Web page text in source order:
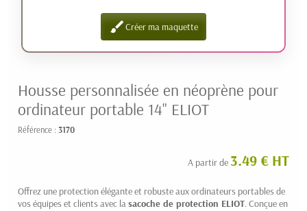
brushCréer ma maquette
Housse personnalisée en néoprène pour
ordinateur portable 14" ELIOT
Référence : 3170
A partir de 3.49 € HT
Offrez une protection élégante et robuste aux ordinateurs portables de
vos équipes et clients avec la sacoche de protection ELIOT . Conçue en